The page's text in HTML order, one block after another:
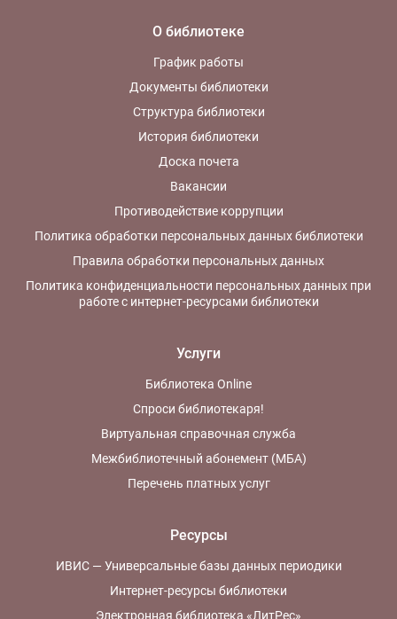
О библиотеке
График работы
Документы библиотеки
Структура библиотеки
История библиотеки
Доска почета
Вакансии
Противодействие коррупции
Политика обработки персональных данных библиотеки
Правила обработки персональных данных
Политика конфиденциальности персональных данных при
работе с интернет-ресурсами библиотеки
Услуги
Библиотека Online
Спроси библиотекаря!
Виртуальная справочная служба
Межбиблиотечный абонемент (МБА)
Перечень платных услуг
Ресурсы
ИВИС — Универсальные базы данных периодики
Интернет-ресурсы библиотеки
Электронная библиотека «ЛитРес»